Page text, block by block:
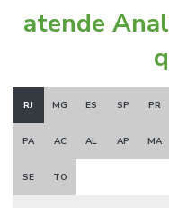
atende
RJ MG ES SP PR
PA AC AL AP MA
SE TO